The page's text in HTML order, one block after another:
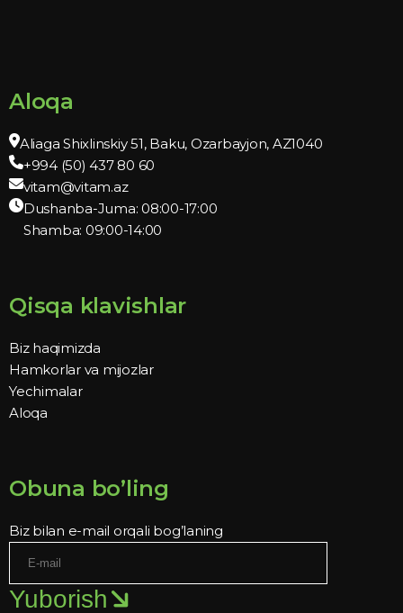
Aloqa
Aliaga Shixlinskiy 51, Baku, Ozarbayjon, AZ1040
+994 (50) 437 80 60
vitam@vitam.az
Dushanba-Juma: 08:00-17:00
Shamba: 09:00-14:00
Qisqa klavishlar
Biz haqimizda
Hamkorlar va mijozlar
Yechimalar
Aloqa
Obuna bo’ling
Biz bilan e-mail orqali bog’laning
Yuborish